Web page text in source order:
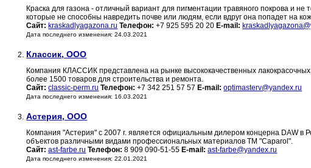
Краска для газона - отличный вариант для пигментации травяного покрова и
которые не способны навредить почве или людям, если вдруг она попадет на
Сайт: kraskadlyagazona.ru Телефон: +7 925 595 20 20 E-mail:
Дата последнего изменения: 24.03.2021
2. Классик, ООО
Компания КЛАССИК представлена на рынке высококачественных
более 1500 товаров для строительства и ремонта.
Сайт: classic-perm.ru Телефон: +7 342 251 57 57 E-mail: optimasterv@yandex.ru
Дата последнего изменения: 16.03.2021
3. Астерия, ООО
Компания "Астерия" с 2007 г. является официальным дилером концерна DAW в
объектов различными видами профессиональных материалов TM "Caparol".
Сайт: ast-farbe.ru Телефон: 8 909 090-51-55 E-mail: ast-farbe@yandex.ru
Дата последнего изменения: 22.01.2021